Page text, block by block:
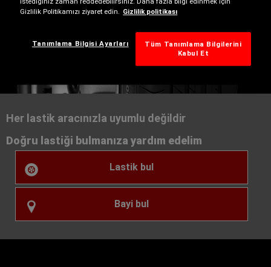
Yaz
Her lastik aracınızla uyumlu değildir
Doğru lastiği bulmanıza yardım edelim
Lastik bul
Bayi bul
Gizlilik Politikamızı ziyaret edin. Gizlilik politikası
Tanımlama Bilgisi Ayarları
Tüm Tanımlama Bilgilerini
Kabul Et